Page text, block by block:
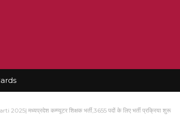
मध्यप्रदेश कम्प्यूटर शिक्षक भर्ती,3655 पदों के लिए भर्ती प्रक्रिया शुरू